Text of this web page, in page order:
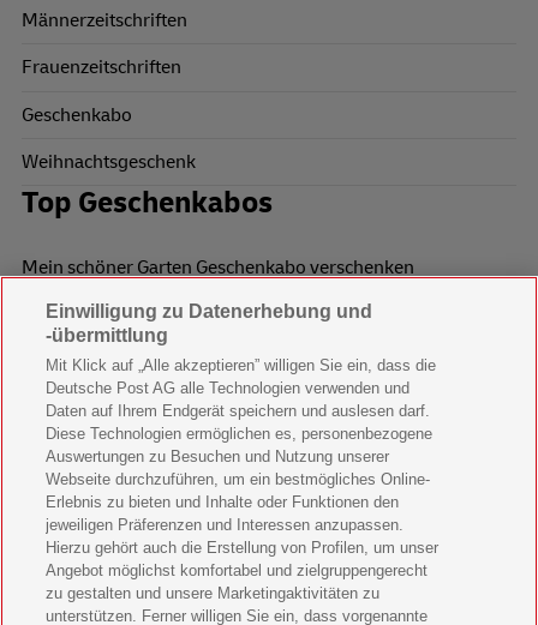
Männerzeitschriften
Frauenzeitschriften
Geschenkabo
Weihnachtsgeschenk
Top Geschenkabos
Mein schöner Garten Geschenkabo verschenken
Wohnen & Garten Geschenkabo verschenken
Mein schönes Land Geschenkabo verschenken
Bild der Frau Geschenkabo verschenken
11 Freunde Geschenkabo verschenken
LEGO Ninjago Magazin Geschenkabo verschenken
Brigitte Geschenkabo verschenken
GEOlino Geschenkabo verschenken
Einwilligung zu Datenerhebung und
-übermittlung
Mit Klick auf „Alle akzeptieren” willigen Sie ein, dass die
Deutsche Post AG alle Technologien verwenden und
Daten auf Ihrem Endgerät speichern und auslesen darf.
Diese Technologien ermöglichen es, personenbezogene
Auswertungen zu Besuchen und Nutzung unserer
Webseite durchzuführen, um ein bestmögliches Online-
Erlebnis zu bieten und Inhalte oder Funktionen den
jeweiligen Präferenzen und Interessen anzupassen.
Hierzu gehört auch die Erstellung von Profilen, um unser
Angebot möglichst komfortabel und zielgruppengerecht
zu gestalten und unsere Marketingaktivitäten zu
unterstützen. Ferner willigen Sie ein, dass vorgenannte